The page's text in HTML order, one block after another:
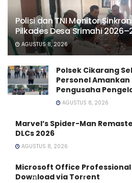
Polisi dan TNI Monitor
Pilkades Desa Srimahi
AGUSTUS 8, 2026
Polsek Cikarang
Personel
Pengusaha
AGUSTUS 8, 2026
Marvel’s Spider-Man
DLCs 2026
AGUSTUS 8, 2026
Microsoft Office Professional
Dow𝚗load via Torгent